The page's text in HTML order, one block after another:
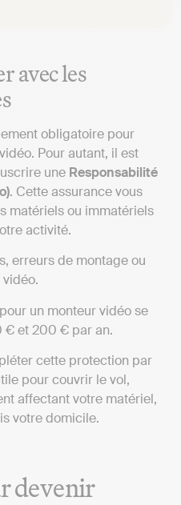
avec les
obligatoire pour
Pour autant, il est
une Responsabilité
. Cette assurance vous
matériels ou immatériels
activité.
erreurs de montage ou
un monteur vidéo se
€ et 200 € par an.
cette protection par
pour couvrir le vol,
affectant votre matériel,
votre domicile.
devenir